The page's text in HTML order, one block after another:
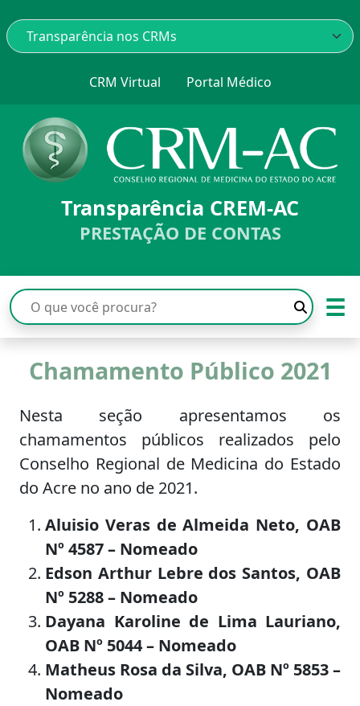
CRM Virtual Portal Médico
Transparência CREM-AC
PRESTAÇÃO DE CONTAS
☰
Chamamento Público 2021
Nesta seção apresentamos os
chamamentos públicos realizados pelo
Conselho Regional de Medicina do Estado
do Acre no ano de 2021.
Aluisio Veras de Almeida Neto, OAB
Nº 4587 – Nomeado
Edson Arthur Lebre dos Santos, OAB
Nº 5288 – Nomeado
Dayana Karoline de Lima Lauriano,
OAB Nº 5044 – Nomeado
Matheus Rosa da Silva, OAB Nº 5853 –
Nomeado